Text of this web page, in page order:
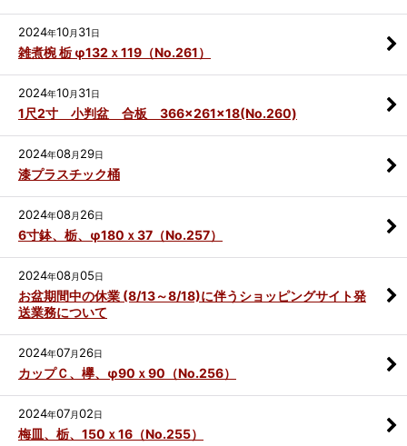
2024年10月 31日
雑煮椀 栃 φ132ｘ119（No.261）
2024年10月 31日
1尺2寸 小判盆 合板 366×261×18(No.260)
2024年08月 29日
漆プラスチック桶
2024年08月 26日
6寸鉢、栃、φ180ｘ37（No.257）
2024年08月05日
お盆期間中の休業 (8/13～8/18)に伴うショッピングサイト発
送業務について
2024年07月 26日
カップＣ、欅、φ90ｘ90（No.256）
2024年07月02日
梅皿、栃、150ｘ16（No.255）